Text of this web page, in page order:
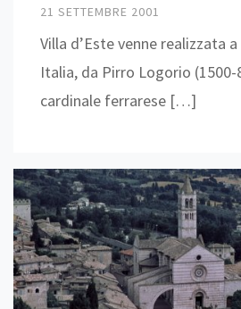
21 SETTEMBRE 2001
Villa d’Este venne realizzata
Italia, da Pirro Logorio (1500-
cardinale ferrarese […]